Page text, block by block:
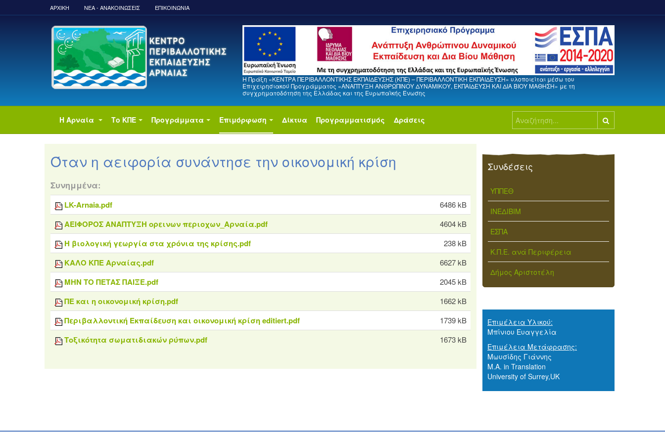
ΑΡΧΙΚΉ ΝΈΑ - ΑΝΑΚΟΙΝΏΣΕΙΣ ΕΠΙΚΟΙΝΩΝΙΑ
Η Πράξη «ΚΕΝΤΡΑ ΠΕΡΙΒΑΛΛΟΝΤΙΚΗΣ ΕΚΠΑΙΔΕΥΣΗΣ (ΚΠΕ) – ΠΕΡΙΒΑΛΛΟΝΤΙΚΗ ΕΚΠΑΙΔΕΥΣΗ» υλοποιείται μέσω του
Επιχειρησιακού Προγράμματος «ΑΝΑΠΤΥΞΗ ΑΝΘΡΩΠΙΝΟΥ ΔΥΝΑΜΙΚΟΥ, ΕΚΠΑΙΔΕΥΣΗ ΚΑΙ ΔΙΑ ΒΙΟΥ ΜΑΘΗΣΗ» με τη
συγχρηματοδότηση της Ελλάδας και της Ευρωπαϊκής Ένωσης
Η Αρναία Το ΚΠΕ Προγράμματα Επιμόρφωση Δίκτυα Προγραμματισμός Δράσεις Αναζήτηση...
Όταν η αειφορία συνάντησε την οικονομική κρίση
Συνημμένα:
LK-Arnaia.pdf 6486 kB
ΑΕΙΦΟΡΟΣ ΑΝΑΠΤΥΞΗ ορεινων περιοχων_Αρναία.pdf 4604 kB
Η βιολογική γεωργία στα χρόνια της κρίσης.pdf 238 kB
ΚΑΛΟ ΚΠΕ Αρναίας.pdf 6627 kB
ΜΗΝ ΤΟ ΠΕΤΑΣ ΠΑΙΞΕ.pdf 2045 kB
ΠΕ και η οικονομική κρίση.pdf 1662 kB
Περιβαλλοντική Εκπαίδευση και οικονομική κρίση editiert.pdf 1739 kB
Τοξικότητα σωματιδιακών ρύπων.pdf 1673 kB
Συνδέσεις
ΥΠΠΕΘ
ΙΝΕΔΙΒΙΜ
ΕΣΠΑ
Κ.Π.Ε. ανά Περιφέρεια
Δήμος Αριστοτέλη
Επιμέλεια Υλικού:
Μπίνιου Ευαγγελία
Επιμέλεια Μετάφρασης:
Μωυσίδης Γιάννης
M.A. in Translation
University of Surrey,UK